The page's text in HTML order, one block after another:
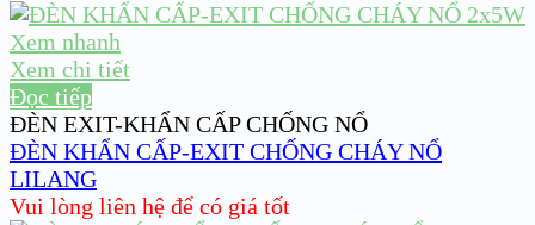
Xem nhanh
Xem chi tiết
Đọc tiếp
ĐÈN EXIT-KHẨN CẤP CHỐNG NỔ
ĐÈN KHẨN CẤP-EXIT CHỐNG CHÁY NỔ
LILANG
Vui lòng liên hệ để có giá tốt